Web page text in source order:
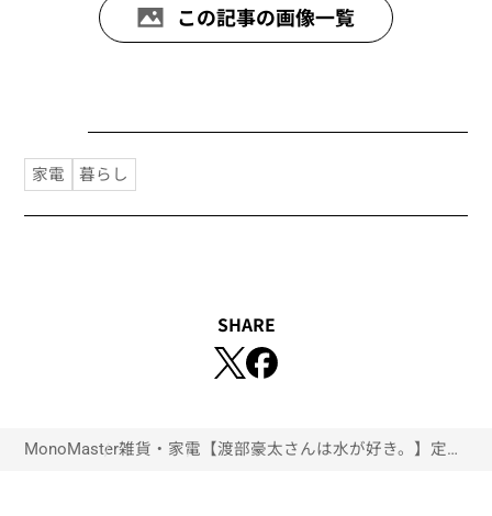
この記事の画像一覧
家電 暮らし
SHARE
MonoMaster雑貨・家電 【渡部豪太さんは水が好き。】定額